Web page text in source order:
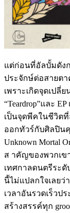
แต่ก่อนที่อัลบั้มดัง
ประจักษ์ต่อสายต
เพราะเกิดจุดเปลี่
“Teardrop”และ
เป็นจุดพีคในชีวิต
ออกทัวร์กับศิลปินคุ
Unknown Mortal
ส าคัญของพวกเข
เทศกาลดนตรีระดั
นี้ไม่แปลกใจเลยว่
เวลาอันรวดเร็วป
สร้างสรรค์ทุก